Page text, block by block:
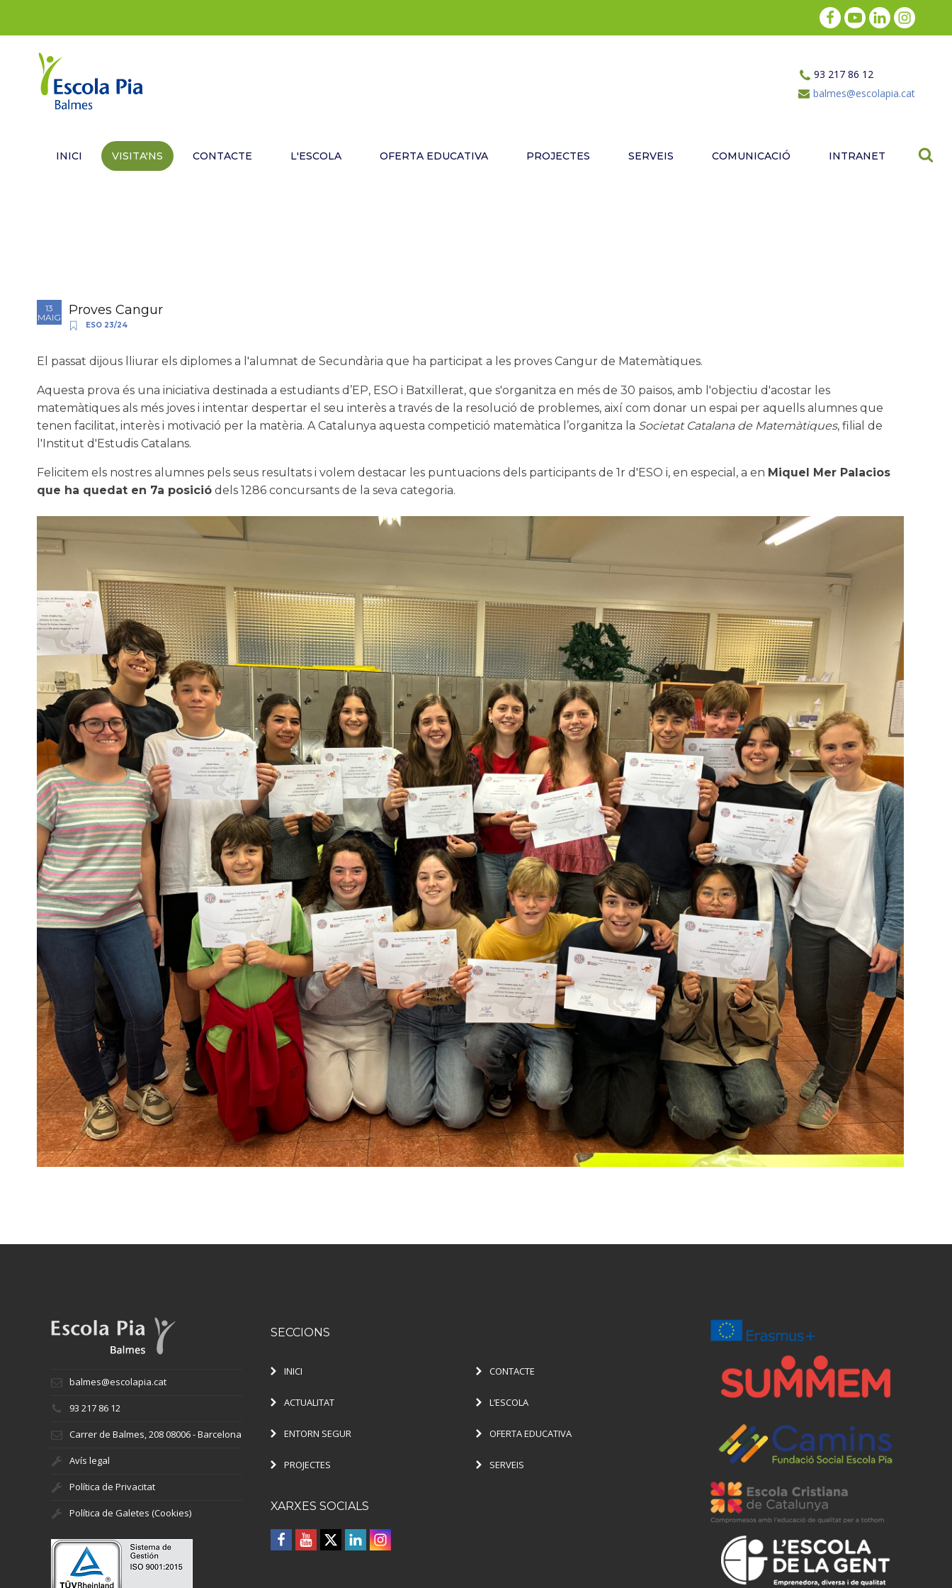
93 217 86 12
balmes@escolapia.cat
INICI VISITA'NS CONTACTE L'ESCOLA OFERTA EDUCATIVA PROJECTES SERVEIS COMUNICACIÓ INTRANET
13
MAIG
Proves Cangur
ESO 23/24
El passat dijous lliurar els diplomes a l'alumnat de Secundària que ha participat a les proves Cangur de Matemàtiques.
Aquesta prova és una iniciativa destinada a estudiants d’EP, ESO i Batxillerat, que s'organitza en més de 30 països, amb l'objectiu d'acostar les
matemàtiques als més joves i intentar despertar el seu interès a través de la resolució de problemes, així com donar un espai per aquells alumnes que
tenen facilitat, interès i motivació per la matèria. A Catalunya aquesta competició matemàtica l’organitza la Societat Catalana de Matemàtiques, filial de
l'Institut d'Estudis Catalans.
Felicitem els nostres alumnes pels seus resultats i volem destacar les puntuacions dels participants de 1r d'ESO i, en especial, a en Miquel Mer Palacios
que ha quedat en 7a posició dels 1286 concursants de la seva categoria.
balmes@escolapia.cat
93 217 86 12
Carrer de Balmes, 208 08006 - Barcelona
Avís legal
Política de Privacitat
Política de Galetes (Cookies)
SECCIONS
INICI CONTACTE
ACTUALITAT L’ESCOLA
ENTORN SEGUR OFERTA EDUCATIVA
PROJECTES SERVEIS
XARXES SOCIALS